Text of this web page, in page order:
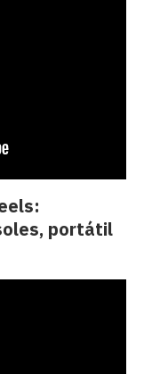
portátil